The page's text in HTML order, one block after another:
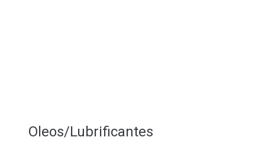
Oleos/Lubrificantes